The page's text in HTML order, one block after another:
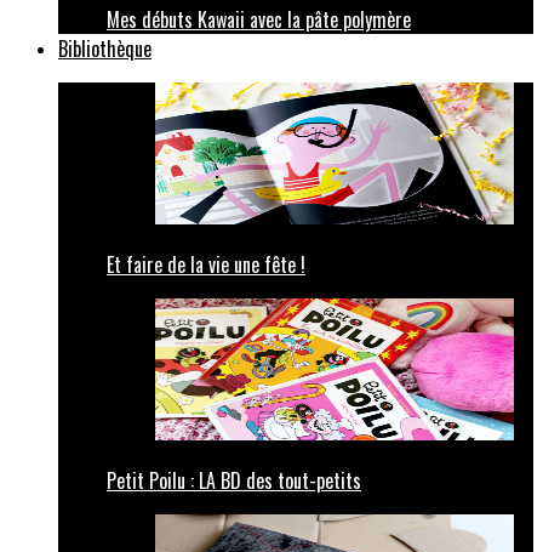
Mes débuts Kawaii avec la pâte polymère
Bibliothèque
Et faire de la vie une fête !
Petit Poilu : LA BD des tout-petits